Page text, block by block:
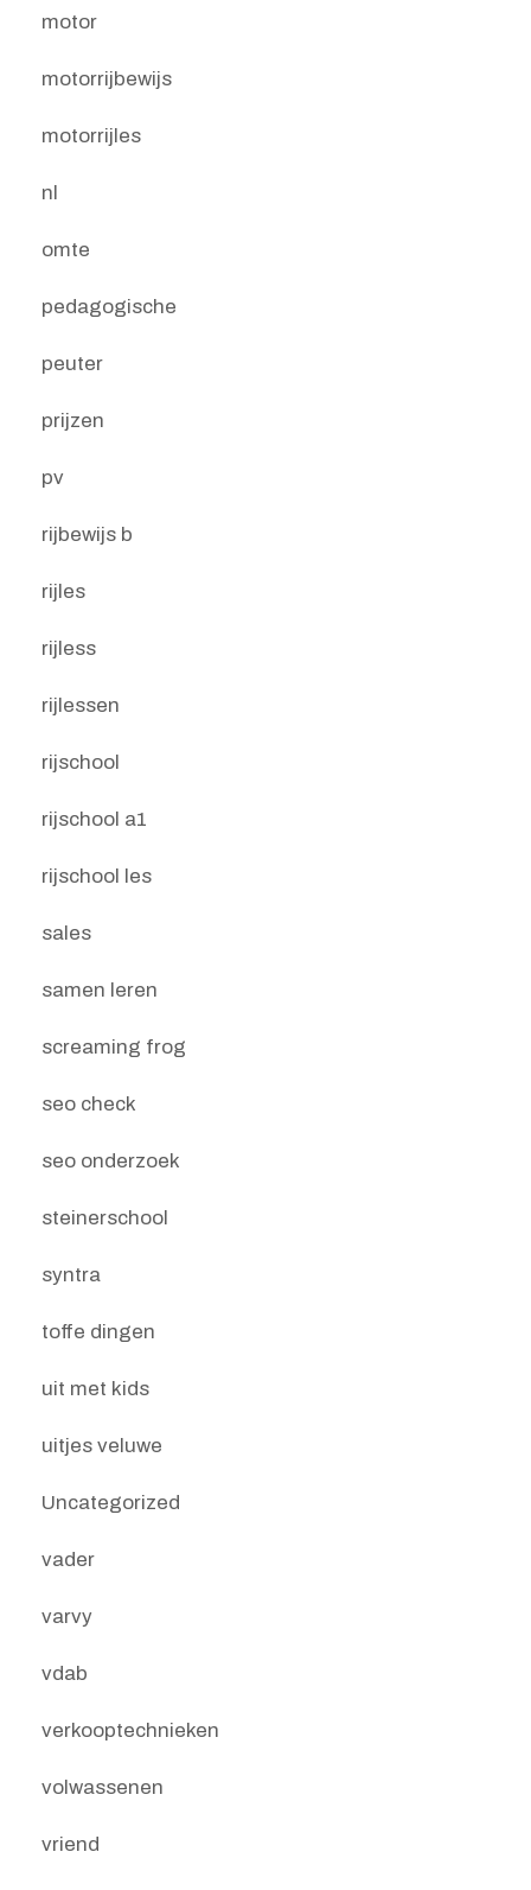
motor
motorrijbewijs
motorrijles
nl
omte
pedagogische
peuter
prijzen
pv
rijbewijs b
rijles
rijless
rijlessen
rijschool
rijschool a1
rijschool les
sales
samen leren
screaming frog
seo check
seo onderzoek
steinerschool
syntra
toffe dingen
uit met kids
uitjes veluwe
Uncategorized
vader
varvy
vdab
verkooptechnieken
volwassenen
vriend